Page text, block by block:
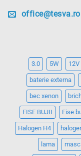
office@tesva.ro
3.0 5W 12V
baterie externa
bec xenon
FISE BUJII Fise
Halogen H4
lama